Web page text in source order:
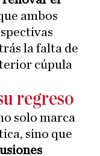
ambos
la falta de
cúpula
regreso
solo marca
sino que